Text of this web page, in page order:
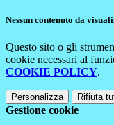
Nessun contenuto da
Questo sito o gli
cookie necessari al
COOKIE POLICY.
Personalizza Rifiuta
Gestione cookie